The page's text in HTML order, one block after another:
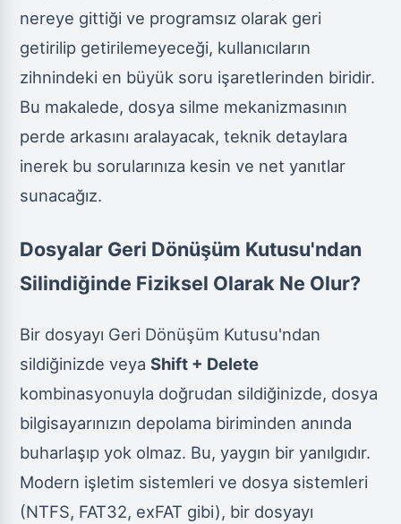
nereye gittiği ve programsız olarak geri
getirilip getirilemeyeceği, kullanıcıların
zihnindeki en büyük soru işaretlerinden biridir.
Bu makalede, dosya silme mekanizmasının
perde arkasını aralayacak, teknik detaylara
inerek bu sorularınıza kesin ve net yanıtlar
sunacağız.
Dosyalar Geri Dönüşüm Kutusu'ndan
Silindiğinde Fiziksel Olarak Ne Olur?
Bir dosyayı Geri Dönüşüm Kutusu'ndan
sildiğinizde veyaShift + Delete
kombinasyonuyla doğrudan sildiğinizde, dosya
bilgisayarınızın depolama biriminden anında
buharlaşıp yok olmaz. Bu, yaygın bir yanılgıdır.
Modern işletim sistemleri ve dosya sistemleri
(NTFS, FAT32, exFAT gibi), bir dosyayı